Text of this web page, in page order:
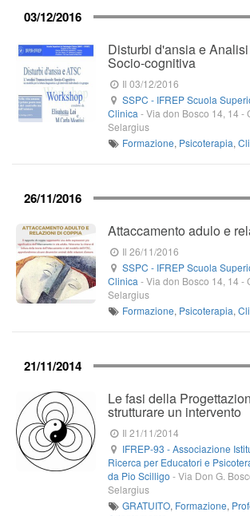
03/12/2016
Disturbi d'ansia e
Socio-cognitiva
Il 03/12/2016
SSPC - IFREP Scuola
Clinica -Via don Bosco 14, 14 -
Selargius
Formazione, Psicoterapia,
26/11/2016
Attaccamento adulo e
Il 26/11/2016
SSPC - IFREP Scuola
Clinica -Via don Bosco 14, 14 -
Selargius
Formazione, Psicoterapia,
21/11/2014
Le fasi della
strutturare un intervento
Il 21/11/2014
IFREP-93 - Associazione
Ricerca per Educatori e
da Pio Scilligo -Via Don G.
Selargius
GRATUITO, Formazione,